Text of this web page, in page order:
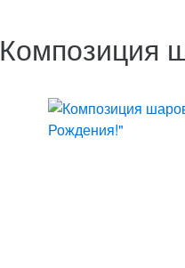
Композиция